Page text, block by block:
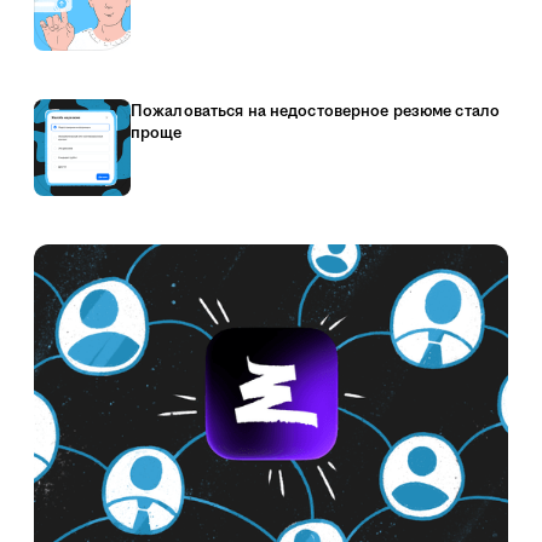
Пожаловаться на недостоверное резюме стало
проще